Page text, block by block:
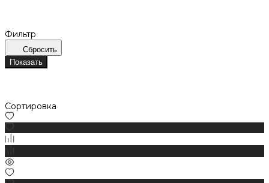
Фильтр
Сбросить
Показать
Сортировка